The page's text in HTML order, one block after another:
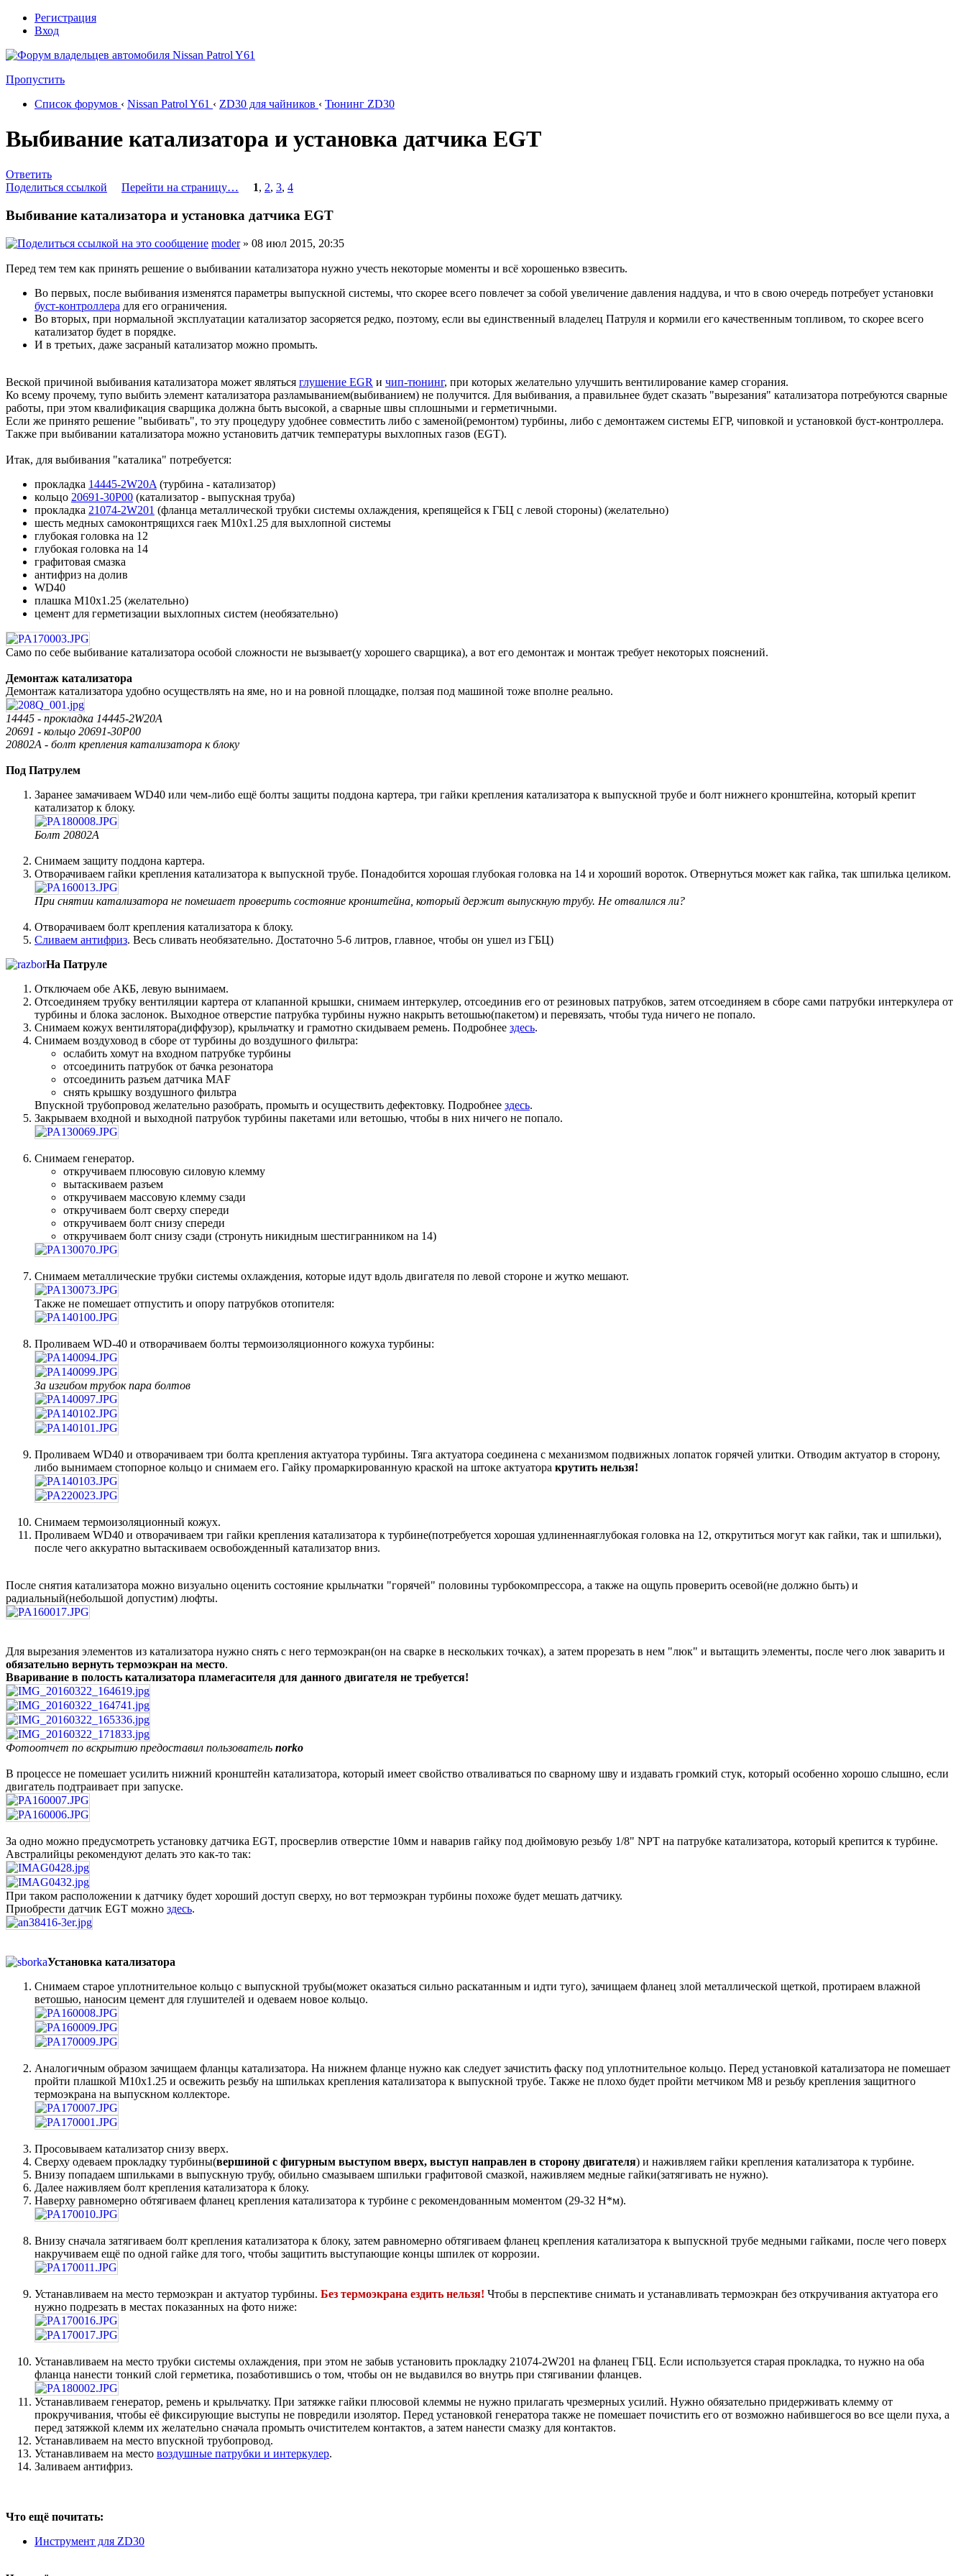
Регистрация
Вход
Пропустить
Список форумов ‹ Nissan Patrol Y61 ‹ ZD30 для чайников ‹ Тюнинг ZD30
Выбивание катализатора и установка датчика EGT
Ответить
Поделиться ссылкой
Перейти на страницу… 1, 2, 3, 4
Выбивание катализатора и установка датчика EGT
moder» 08 июл 2015, 20:35
Перед тем тем как принять решение о выбивании катализатора нужно учесть некоторые моменты и всё хорошенько взвесить.
Во первых, после выбивания изменятся параметры выпускной системы, что скорее всего повлечет за собой увеличение давления наддува, и что в свою очередь потребует установки
буст-контроллера для его ограничения.
Во вторых, при нормальной эксплуатации катализатор засоряется редко, поэтому, если вы единственный владелец Патруля и кормили его качественным топливом, то скорее всего
катализатор будет в порядке.
И в третьих, даже засраный катализатор можно промыть.
Веской причиной выбивания катализатора может являться глушение EGR и чип-тюнинг, при которых желательно улучшить вентилирование камер сгорания.
Ко всему прочему, тупо выбить элемент катализатора разламыванием(выбиванием) не получится. Для выбивания, а правильнее будет сказать "вырезания" катализатора потребуются сварные
работы, при этом квалификация сварщика должна быть высокой, а сварные швы сплошными и герметичными.
Если же принято решение "выбивать", то эту процедуру удобнее совместить либо с заменой(ремонтом) турбины, либо с демонтажем системы ЕГР, чиповкой и установкой буст-контроллера.
Также при выбивании катализатора можно установить датчик температуры выхлопных газов (EGT).
Итак, для выбивания "каталика" потребуется:
прокладка 14445-2W20A (турбина - катализатор)
кольцо 20691-30P00 (катализатор - выпускная труба)
прокладка 21074-2W201 (фланца металлической трубки системы охлаждения, крепящейся к ГБЦ с левой стороны) (желательно)
шесть медных самоконтрящихся гаек М10х1.25 для выхлопной системы
глубокая головка на 12
глубокая головка на 14
графитовая смазка
антифриз на долив
WD40
плашка M10х1.25 (желательно)
цемент для герметизации выхлопных систем (необязательно)
Само по себе выбивание катализатора особой сложности не вызывает(у хорошего сварщика), а вот его демонтаж и монтаж требует некоторых пояснений.
Демонтаж катализатора
Демонтаж катализатора удобно осуществлять на яме, но и на ровной площадке, ползая под машиной тоже вполне реально.
14445 - прокладка 14445-2W20A
20691 - кольцо 20691-30P00
20802A - болт крепления катализатора к блоку
Под Патрулем
Заранее замачиваем WD40 или чем-либо ещё болты защиты поддона картера, три гайки крепления катализатора к выпускной трубе и болт нижнего кронштейна, который крепит
катализатор к блоку.
Болт 20802A
Снимаем защиту поддона картера.
Отворачиваем гайки крепления катализатора к выпускной трубе. Понадобится хорошая глубокая головка на 14 и хороший вороток. Отвернуться может как гайка, так шпилька целиком.
При снятии катализатора не помешает проверить состояние кронштейна, который держит выпускную трубу. Не отвалился ли?
Отворачиваем болт крепления катализатора к блоку.
Сливаем антифриз. Весь сливать необязательно. Достаточно 5-6 литров, главное, чтобы он ушел из ГБЦ)
На Патруле
Отключаем обе АКБ, левую вынимаем.
Отсоединяем трубку вентиляции картера от клапанной крышки, снимаем интеркулер, отсоединив его от резиновых патрубков, затем отсоединяем в сборе сами патрубки интеркулера от
турбины и блока заслонок. Выходное отверстие патрубка турбины нужно накрыть ветошью(пакетом) и перевязать, чтобы туда ничего не попало.
Снимаем кожух вентилятора(диффузор), крыльчатку и грамотно скидываем ремень. Подробнее здесь.
Снимаем воздуховод в сборе от турбины до воздушного фильтра:
ослабить хомут на входном патрубке турбины
отсоединить патрубок от бачка резонатора
отсоединить разъем датчика MAF
снять крышку воздушного фильтра
Впускной трубопровод желательно разобрать, промыть и осуществить дефектовку. Подробнее здесь.
Закрываем входной и выходной патрубок турбины пакетами или ветошью, чтобы в них ничего не попало.
Снимаем генератор.
откручиваем плюсовую силовую клемму
вытаскиваем разъем
откручиваем массовую клемму сзади
откручиваем болт сверху спереди
откручиваем болт снизу спереди
откручиваем болт снизу сзади (стронуть никидным шестигранником на 14)
Снимаем металлические трубки системы охлаждения, которые идут вдоль двигателя по левой стороне и жутко мешают.
Также не помешает отпустить и опору патрубков отопителя:
Проливаем WD-40 и отворачиваем болты термоизоляционного кожуха турбины:
За изгибом трубок пара болтов
Проливаем WD40 и отворачиваем три болта крепления актуатора турбины. Тяга актуатора соединена с механизмом подвижных лопаток горячей улитки. Отводим актуатор в сторону,
либо вынимаем стопорное кольцо и снимаем его. Гайку промаркированную краской на штоке актуатора крутить нельзя!
Снимаем термоизоляционный кожух.
Проливаем WD40 и отворачиваем три гайки крепления катализатора к турбине(потребуется хорошая удлиненнаяглубокая головка на 12, открутиться могут как гайки, так и шпильки),
после чего аккуратно вытаскиваем освобожденный катализатор вниз.
После снятия катализатора можно визуально оценить состояние крыльчатки "горячей" половины турбокомпрессора, а также на ощупь проверить осевой(не должно быть) и
радиальный(небольшой допустим) люфты.
Для вырезания элементов из катализатора нужно снять с него термоэкран(он на сварке в нескольких точках), а затем прорезать в нем "люк" и вытащить элементы, после чего люк заварить и
обязательно вернуть термоэкран на место.
Вваривание в полость катализатора пламегасителя для данного двигателя не требуется!
Фотоотчет по вскрытию предоставил пользователь norko
В процессе не помешает усилить нижний кронштейн катализатора, который имеет свойство отваливаться по сварному шву и издавать громкий стук, который особенно хорошо слышно, если
двигатель подтраивает при запуске.
За одно можно предусмотреть установку датчика EGT, просверлив отверстие 10мм и наварив гайку под дюймовую резьбу 1/8" NPT на патрубке катализатора, который крепится к турбине.
Австралийцы рекомендуют делать это как-то так:
При таком расположении к датчику будет хороший доступ сверху, но вот термоэкран турбины похоже будет мешать датчику.
Приобрести датчик EGT можно здесь.
Установка катализатора
Снимаем старое уплотнительное кольцо с выпускной трубы(может оказаться сильно раскатанным и идти туго), зачищаем фланец злой металлической щеткой, протираем влажной
ветошью, наносим цемент для глушителей и одеваем новое кольцо.
Аналогичным образом зачищаем фланцы катализатора. На нижнем фланце нужно как следует зачистить фаску под уплотнительное кольцо. Перед установкой катализатора не помешает
пройти плашкой М10х1.25 и освежить резьбу на шпильках крепления катализатора к выпускной трубе. Также не плохо будет пройти метчиком М8 и резьбу крепления защитного
термоэкрана на выпускном коллекторе.
Просовываем катализатор снизу вверх.
Сверху одеваем прокладку турбины(вершиной с фигурным выступом вверх, выступ направлен в сторону двигателя) и наживляем гайки крепления катализатора к турбине.
Внизу попадаем шпильками в выпускную трубу, обильно смазываем шпильки графитовой смазкой, наживляем медные гайки(затягивать не нужно).
Далее наживляем болт крепления катализатора к блоку.
Наверху равномерно обтягиваем фланец крепления катализатора к турбине с рекомендованным моментом (29-32 Н*м).
Внизу сначала затягиваем болт крепления катализатора к блоку, затем равномерно обтягиваем фланец крепления катализатора к выпускной трубе медными гайками, после чего поверх
накручиваем ещё по одной гайке для того, чтобы защитить выступающие концы шпилек от коррозии.
Устанавливаем на место термоэкран и актуатор турбины. Без термоэкрана ездить нельзя! Чтобы в перспективе снимать и устанавливать термоэкран без откручивания актуатора его
нужно подрезать в местах показанных на фото ниже:
Устанавливаем на место трубки системы охлаждения, при этом не забыв установить прокладку 21074-2W201 на фланец ГБЦ. Если используется старая прокладка, то нужно на оба
фланца нанести тонкий слой герметика, позаботившись о том, чтобы он не выдавился во внутрь при стягивании фланцев.
Устанавливаем генератор, ремень и крыльчатку. При затяжке гайки плюсовой клеммы не нужно прилагать чрезмерных усилий. Нужно обязательно придерживать клемму от
прокручивания, чтобы её фиксирующие выступы не повредили изолятор. Перед установкой генератора также не помешает почистить его от возможно набившегося во все щели пуха, а
перед затяжкой клемм их желательно сначала промыть очистителем контактов, а затем нанести смазку для контактов.
Устанавливаем на место впускной трубопровод.
Устанавливаем на место воздушные патрубки и интеркулер.
Заливаем антифриз.
Что ещё почитать:
Инструмент для ZD30